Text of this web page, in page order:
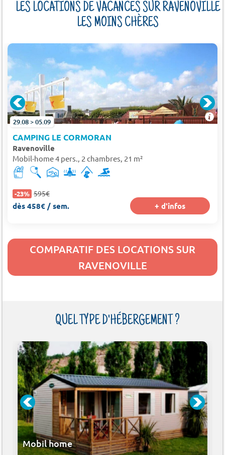
LES LOCATIONS DE VACANCES SUR RAVENOVILLE
LES MOINS CHÈRES
29.08 > 05.09
CAMPING LE CORMORAN
Ravenoville
Mobil-home 4 pers., 2 chambres, 21 m²
-23% 595€
dès 458€ / sem. + d'infos
COMPARATIF DES LOCATIONS SUR
RAVENOVILLE
QUEL TYPE D'HÉBERGEMENT ?
Mobil home